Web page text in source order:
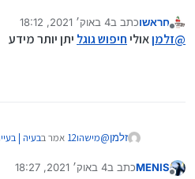
@זלמןקרה לי הרבה,
זה קורה גם כשאני מפעיל
מנותק
חראשוכתב ב4 באוק׳ 2021, 18:12
נערך לאחרונה על ידי
@זלמןאוליחיפוש גוגל יתן יותר מידע
זלמן@מישהו12 אמר בבעיה |
MENISכתב ב4 באוק׳ 2021, 18:27
נערך לאחרונה על ידי